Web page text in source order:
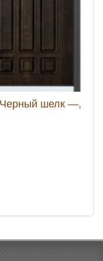
Черный шелк —,